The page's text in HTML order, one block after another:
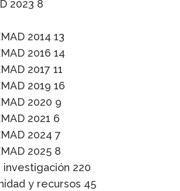
2023 8
2014 13
2016 14
2017 11
2019 16
2020 9
2021 6
2024 7
2025 8
investigación 220
y recursos 45